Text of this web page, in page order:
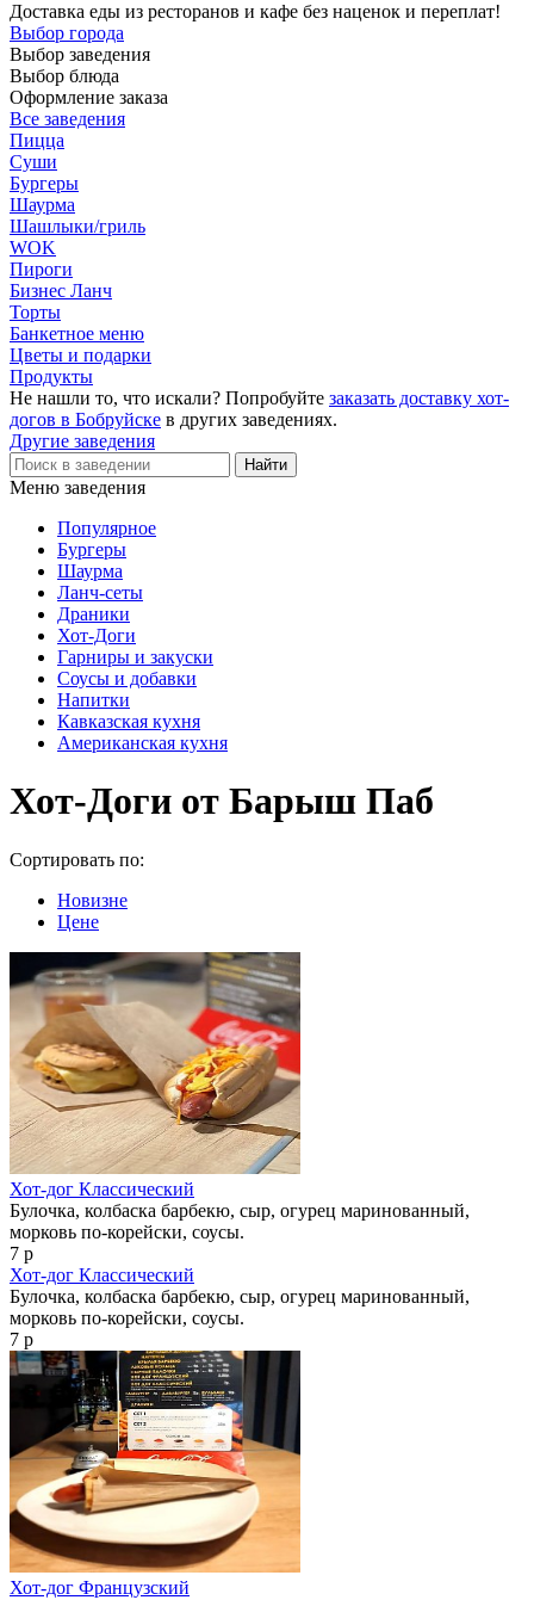
Доставка еды из ресторанов и кафе без наценок и переплат!
Выбор города
Выбор заведения
Выбор блюда
Оформление заказа
Все заведения
Пицца
Суши
Бургеры
Шаурма
Шашлыки/гриль
WOK
Пироги
Бизнес Ланч
Торты
Банкетное меню
Цветы и подарки
Продукты
Не нашли то, что искали? Попробуйте заказать доставку хот-
догов в Бобруйске в других заведениях.
Другие заведения
Меню заведения
Популярное
Бургеры
Шаурма
Ланч-сеты
Драники
Хот-Доги
Гарниры и закуски
Соусы и добавки
Напитки
Кавказская кухня
Американская кухня
Хот-Доги от Барыш Паб
Сортировать по:
Новизне
Цене
Хот-дог Классический
Булочка, колбаска барбекю, сыр, огурец маринованный,
морковь по‑корейски, соусы.
7 р
Хот-дог Классический
Булочка, колбаска барбекю, сыр, огурец маринованный,
морковь по‑корейски, соусы.
7 р
Хот-дог Французский